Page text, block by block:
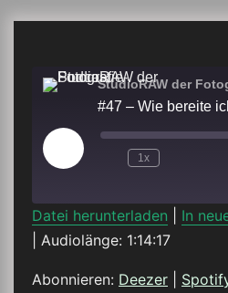
StudioRAW der
Play
Episode
1x
Deezer
TEILEN
LINK
Datei herunterladen
In
Audiolänge: 1:14:17
Abonnieren: Deezer